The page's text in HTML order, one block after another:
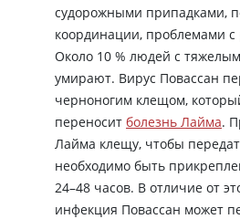
судорожными припадками,
координации, проблемами
Около 10 % людей с
умирают. Вирус Повассан
черноногим клещом,
переносит болезнь Лайма.
Лайма клещу, чтобы
необходимо быть
24–48 часов. В отличие от
инфекция Повассан может